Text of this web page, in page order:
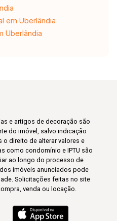
em Uberlândia
Uberlândia
e artigos de decoração são
do imóvel, salvo indicação
o direito de alterar valores e
como condomínio e IPTU são
ao longo do processo de
imóveis anunciados pode
Solicitações feitas no site
venda ou locação.